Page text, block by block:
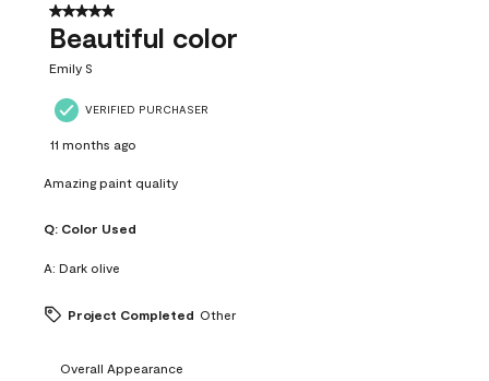
5 out of 5 stars.
Beautiful color
Emily S
VERIFIED PURCHASER
11 months ago
Amazing paint quality
Q: Color Used
A: Dark olive
Project Completed Other
Overall Appearance